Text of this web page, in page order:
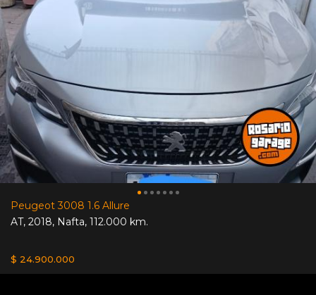
Peugeot 3008 1.6 Allure
AT, 2018, Nafta, 112.000 km.
$ 24.900.000